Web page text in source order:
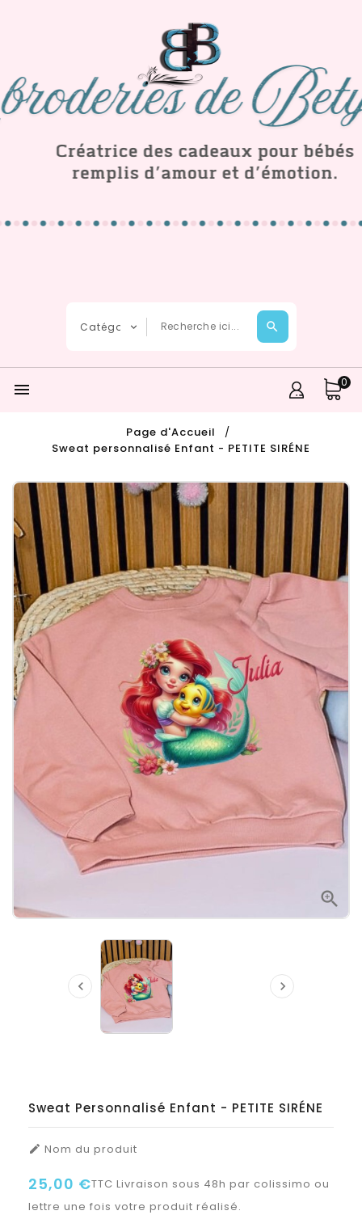
 0
Page d'Accueil
Sweat personnalisé Enfant - PETITE SIRÉNE

 
Sweat Personnalisé Enfant - PETITE SIRÉNE
 Nom du produit
25,00 €TTC Livraison sous 48h par colissimo ou
lettre une fois votre produit réalisé.